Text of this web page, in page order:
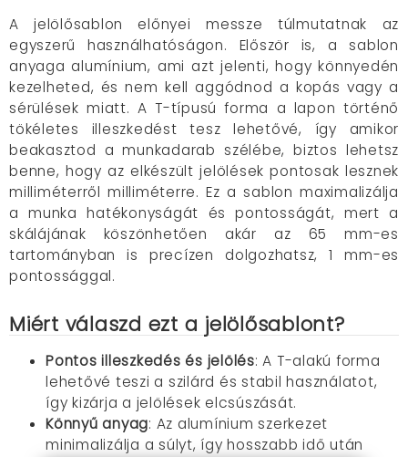
A jelölősablon előnyei messze túlmutatnak az
egyszerű használhatóságon. Először is, a sablon
anyaga alumínium, ami azt jelenti, hogy könnyedén
kezelheted, és nem kell aggódnod a kopás vagy a
sérülések miatt. A T-típusú forma a lapon történő
tökéletes illeszkedést tesz lehetővé, így amikor
beakasztod a munkadarab szélébe, biztos lehetsz
benne, hogy az elkészült jelölések pontosak lesznek
milliméterről milliméterre. Ez a sablon maximalizálja
a munka hatékonyságát és pontosságát, mert a
skálájának köszönhetően akár az 65 mm-es
tartományban is precízen dolgozhatsz, 1 mm-es
pontossággal.
Miért válaszd ezt a jelölősablont?
Pontos illeszkedés és jelölés: A T-alakú forma
lehetővé teszi a szilárd és stabil használatot,
így kizárja a jelölések elcsúszását.
Könnyű anyag: Az alumínium szerkezet
minimalizálja a súlyt, így hosszabb idő után